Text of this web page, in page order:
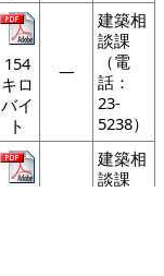
154
キロ
バイ
ト
―
建築相
談課
（電
話：
23-
5238）
建築相
談課